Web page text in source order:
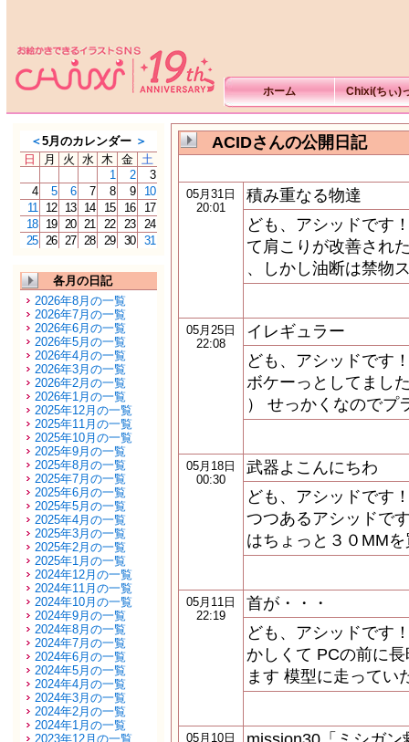
ホーム Chixi(ちぃ)
＜5月のカレンダー ＞
日
月 火 水 木 金 土
1
2
3
4
5 6 7 8 9
10
11
12 13 14 15 16
17
18
19 20 21 22 23
24
25 26 27 28 29 30 31
各月の日記
2026年8月の一覧
2026年7月の一覧
2026年6月の一覧
2026年5月の一覧
2026年4月の一覧
2026年3月の一覧
2026年2月の一覧
2026年1月の一覧
2025年12月の一覧
2025年11月の一覧
2025年10月の一覧
2025年9月の一覧
2025年8月の一覧
2025年7月の一覧
2025年6月の一覧
2025年5月の一覧
2025年4月の一覧
2025年3月の一覧
2025年2月の一覧
2025年1月の一覧
2024年12月の一覧
2024年11月の一覧
2024年10月の一覧
2024年9月の一覧
2024年8月の一覧
2024年7月の一覧
2024年6月の一覧
2024年5月の一覧
2024年4月の一覧
2024年3月の一覧
2024年2月の一覧
2024年1月の一覧
2023年12月の一覧
ACIDさんの公開日記
05月31日
20:01
積み重なる物達
ども、アシッドです
て肩こりが改善され
、しかし油断は禁物
05月25日
22:08
イレギュラー
ども、アシッドです
ボケーっとしてまし
） せっかくなのでプ
05月18日
00:30
武器よこんにちわ
ども、アシッドです
つつあるアシッドで
はちょっと３０MM
05月11日
22:19
首が・・・
ども、アシッドです
かしくて PCの前に
ます 模型に走ってい
05月10日